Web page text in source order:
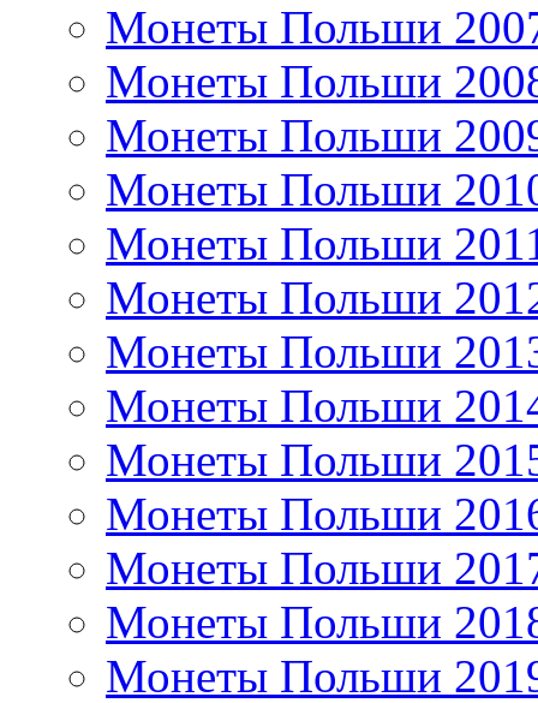
Монеты Польши
Монеты Польши
Монеты Польши
Монеты Польши
Монеты Польши
Монеты Польши
Монеты Польши
Монеты Польши
Монеты Польши
Монеты Польши
Монеты Польши
Монеты Польши
Монеты Польши